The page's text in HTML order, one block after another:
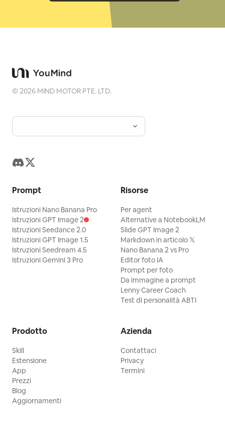
©2026 MIND MOTOR PTE. LTD.
Prompt
Istruzioni Nano Banana Pro
Istruzioni GPT Image 2
Istruzioni Seedance 2.0
Istruzioni GPT Image 1.5
Istruzioni Seedream 4.5
Istruzioni Gemini 3 Pro
Risorse
Per agent
Alternative a NotebookLM
Slide GPT Image 2
Markdown in articolo 𝕏
Nano Banana 2 vs Pro
Editor foto IA
Prompt per foto
Da immagine a prompt
Lenny Career Coach
Test di personalità ABTI
Prodotto
Skill
Estensione
App
Prezzi
Blog
Aggiornamenti
Azienda
Contattaci
Privacy
Termini